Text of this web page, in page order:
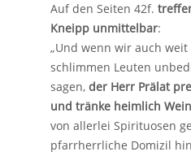
Auf den Seiten 42f.
Kneipp unmittelbar:
„Und wenn wir auch
schlimmen Leuten
sagen, der Herr Prälat
und tränke heimlich Wein
von allerlei Spirituosen
pfarrherrliche Domizil